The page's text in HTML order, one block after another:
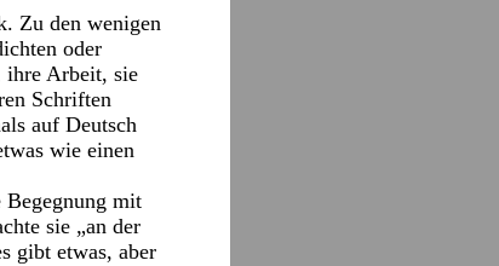
Zu den wenigen
oder
ihre Arbeit, sie
Schriften
auf Deutsch
wie einen
mit
sie „an der
gibt etwas, aber